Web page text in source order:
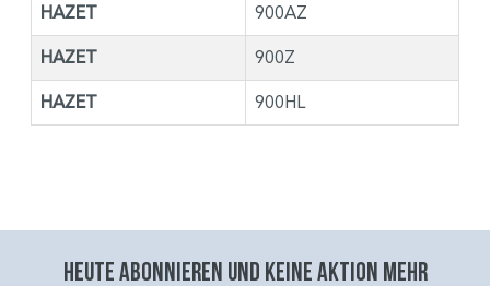
HAZET 900AZ
HAZET 900Z
HAZET 900HL
Heute abonnieren und keine aktion mehr